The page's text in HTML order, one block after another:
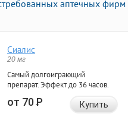
аптечных фирм
Сиалис
20 мг
Самый долгоиграющий
препарат. Эффект до 36 часов.
от 70Р Купить